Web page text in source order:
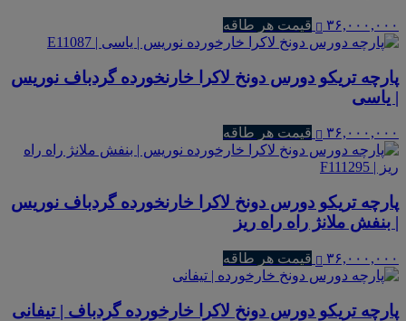
۳۶,۰۰۰,۰۰۰ قیمت هر طاقه
پارچه تریکو دورس دونخ لاکرا خارنخورده گردباف نوریس
| یاسی
۳۶,۰۰۰,۰۰۰ قیمت هر طاقه
پارچه تریکو دورس دونخ لاکرا خارنخورده گردباف نوریس
| بنفش ملانژ راه راه ریز
۳۶,۰۰۰,۰۰۰ قیمت هر طاقه
پارچه تریکو دورس دونخ لاکرا خارخورده گردباف | تیفانی